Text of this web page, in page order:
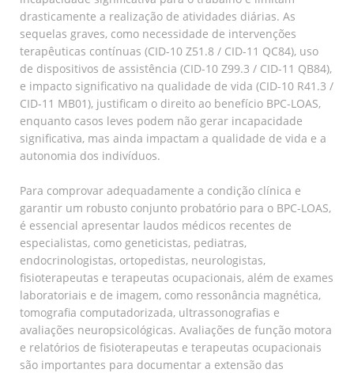
drasticamente a realização de atividades diárias. As
sequelas graves, como necessidade de intervenções
terapêuticas contínuas (CID-10 Z51.8 / CID-11 QC84), uso
de dispositivos de assistência (CID-10 Z99.3 / CID-11 QB84),
e impacto significativo na qualidade de vida (CID-10 R41.3 /
CID-11 MB01), justificam o direito ao benefício BPC-LOAS,
enquanto casos leves podem não gerar incapacidade
significativa, mas ainda impactam a qualidade de vida e a
autonomia dos indivíduos.
Para comprovar adequadamente a condição clínica e
garantir um robusto conjunto probatório para o BPC-LOAS,
é essencial apresentar laudos médicos recentes de
especialistas, como geneticistas, pediatras,
endocrinologistas, ortopedistas, neurologistas,
fisioterapeutas e terapeutas ocupacionais, além de exames
laboratoriais e de imagem, como ressonância magnética,
tomografia computadorizada, ultrassonografias e
avaliações neuropsicológicas. Avaliações de função motora
e relatórios de fisioterapeutas e terapeutas ocupacionais
são importantes para documentar a extensão das